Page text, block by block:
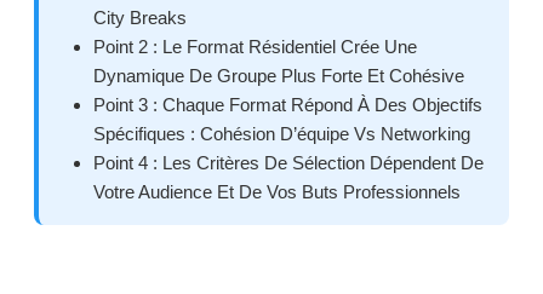
City Breaks
Point 2 : Le Format Résidentiel Crée Une
Dynamique De Groupe Plus Forte Et Cohésive
Point 3 : Chaque Format Répond À Des Objectifs
Spécifiques : Cohésion D’équipe Vs Networking
Point 4 : Les Critères De Sélection Dépendent De
Votre Audience Et De Vos Buts Professionnels